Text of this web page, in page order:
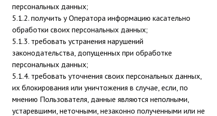
персональных данных;
5.1.2. получить у Оператора информацию касательно
обработки своих персональных данных;
5.1.3. требовать устранения нарушений
законодательства, допущенных при обработке
персональных данных;
5.1.4. требовать уточнения своих персональных данных,
их блокирования или уничтожения в случае, если, по
мнению Пользователя, данные являются неполными,
устаревшими, неточными, незаконно полученными или не